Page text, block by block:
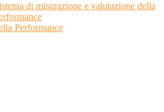
di misurazione e valutazione della
Performance